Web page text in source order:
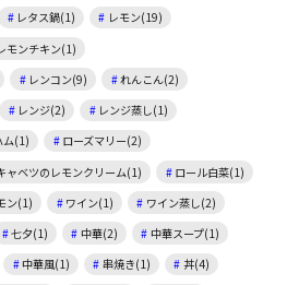
レタス鍋(1)
レモン(19)
モンチキン(1)
レンコン(9)
れんこん(2)
レンジ(2)
レンジ蒸し(1)
ム(1)
ローズマリー(2)
ャベツのレモンクリーム(1)
ロール白菜(1)
ン(1) ワイン(1)
ワイン蒸し(2)
七夕(1) 中華(2)
中華スープ(1)
中華風(1) 串焼き(1)
丼(4)